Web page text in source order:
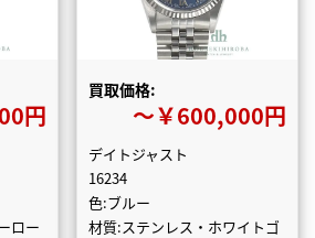
円
ロー
買取価格:
〜￥600,000円
デイトジャスト
16234
色:ブルー
材質:ステンレス・ホワイトゴ